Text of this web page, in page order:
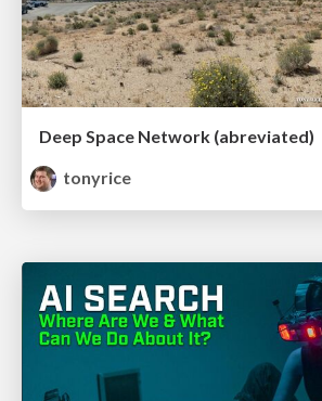
Deep Space Network (abreviated)
tonyrice